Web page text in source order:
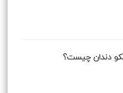
دندان چیست؟